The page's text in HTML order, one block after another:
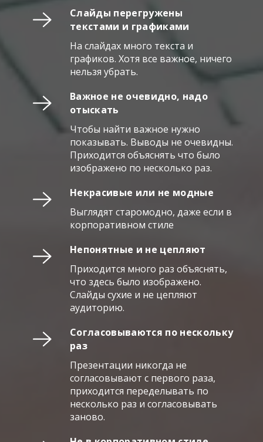
Слайды перегружены
текстами и графиками
На слайдах много текста и
графиков. Хотя все важное, ничего
нельзя убрать.
Важное не очевидно, надо
отыскать
Чтобы найти важное нужно
показывать. Выводы не очевидны.
Приходится объяснять что было
изображено по несколько раз.
Некрасивые или не модные
Выглядят старомодно, даже если в
корпоративном стиле
Непонятные и не цепляют
Приходится много раз объяснять,
что здесь было изображено.
Слайды сухие и не цепляют
аудиторию.
Согласовываются по нескольку
раз
Презентации никогда не
согласовывают с первого раза,
приходится переделывать по
несколько раз и согласовывать
заново.